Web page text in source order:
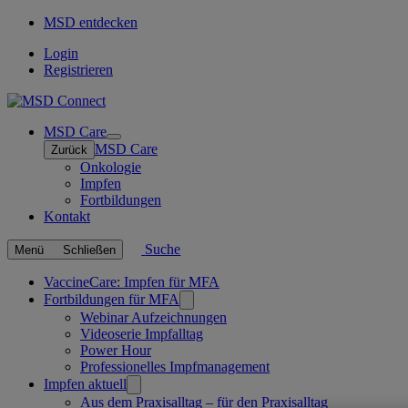
MSD entdecken
Login
Registrieren
MSD Care
Open
submenu
Zurück MSD Care
Onkologie
Impfen
Fortbildungen
Kontakt
Menü Schließen Suche
Verknüpfte
Seiten
VaccineCare: Impfen für MFA
Fortbildungen für MFA
Webinar Aufzeichnungen
Videoserie Impfalltag
Power Hour
Professionelles Impfmanagement
Impfen aktuell
Aus dem Praxisalltag – für den Praxisalltag